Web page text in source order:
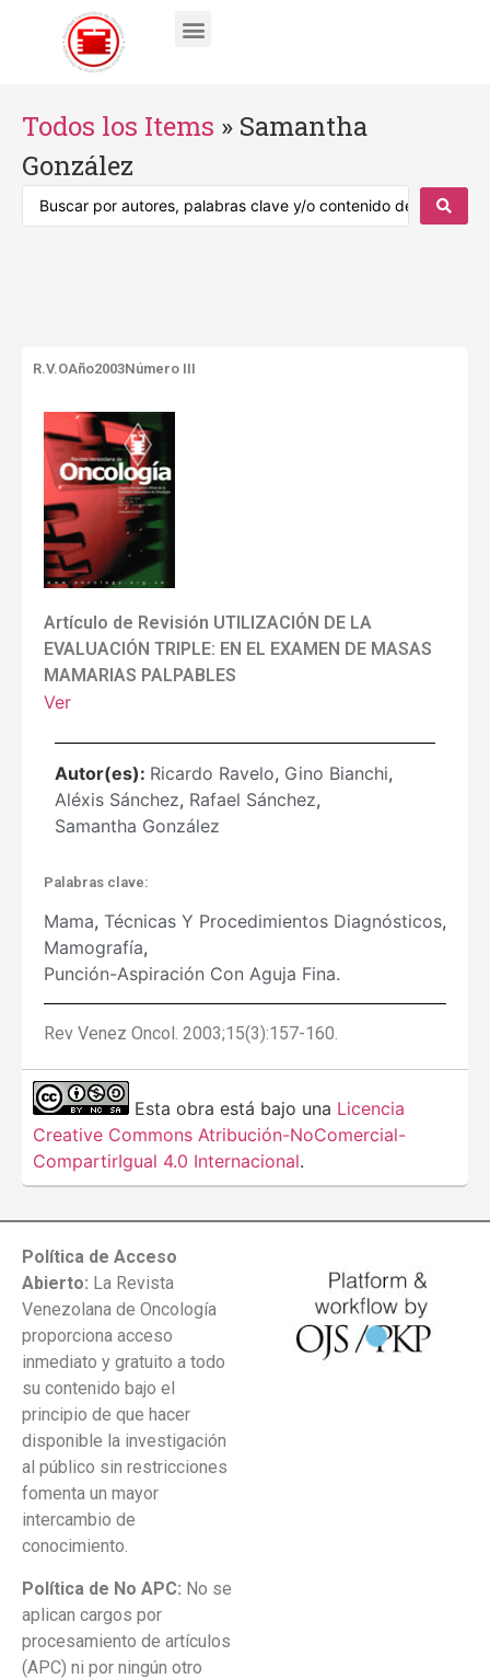
Todos los Items » Samantha
González
R.V.OAño2003Número III
Artículo de Revisión UTILIZACIÓN DE LA
EVALUACIÓN TRIPLE: EN EL EXAMEN DE MASAS
MAMARIAS PALPABLES
Ver
Autor(es): Ricardo Ravelo, Gino Bianchi,
Aléxis Sánchez, Rafael Sánchez,
Samantha González
Palabras clave:
Mama, Técnicas Y Procedimientos Diagnósticos,
Mamografía,
Punción-Aspiración Con Aguja Fina.
Rev Venez Oncol. 2003;15(3):157-160.
Esta obra está bajo una Licencia
Creative Commons Atribución-NoComercial-
CompartirIgual 4.0 Internacional.
Política de Acceso
Abierto: La Revista
Venezolana de Oncología
proporciona acceso
inmediato y gratuito a todo
su contenido bajo el
principio de que hacer
disponible la investigación
al público sin restricciones
fomenta un mayor
intercambio de
conocimiento.
Política de No APC: No se
aplican cargos por
procesamiento de artículos
(APC) ni por ningún otro